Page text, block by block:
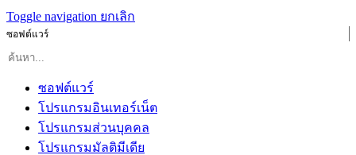
Toggle navigation ยกเลิก
ซอฟต์แวร์
ซอฟต์แวร์
โปรแกรมอินเทอร์เน็ต
โปรแกรมส่วนบุคคล
โปรแกรมมัลติมีเดีย